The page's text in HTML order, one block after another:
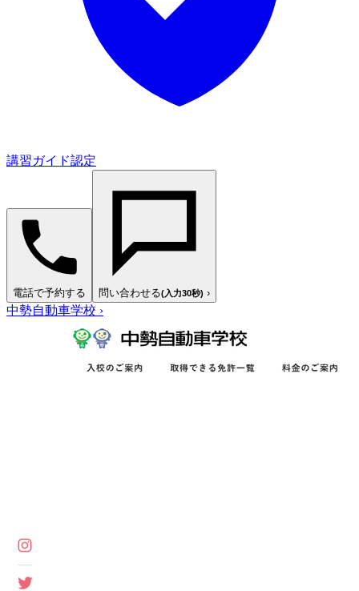
講習ガイド認定
電話で予約する 問い合わせる(入力30秒) ›
中勢自動車学校 ›